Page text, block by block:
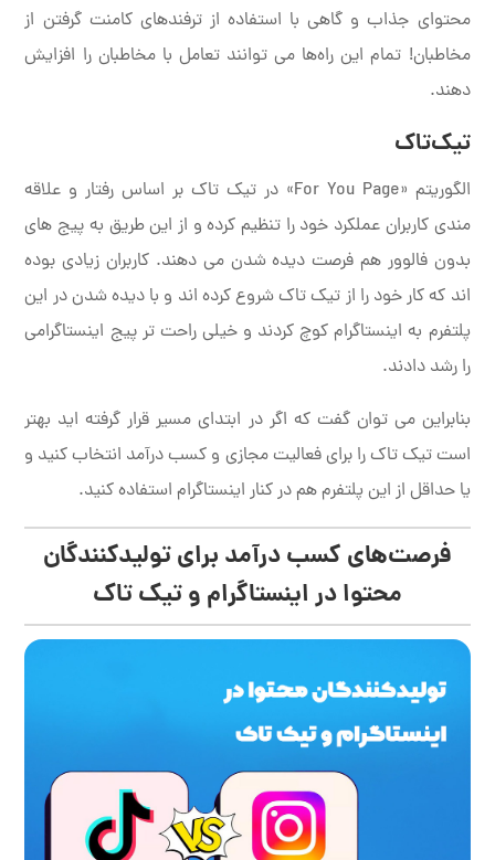
محتوای جذاب و گاهی با استفاده از ترفندهای کامنت گرفتن از
مخاطبان! تمام این راه‌ها می توانند تعامل با مخاطبان را افزایش
دهند.
تیک‌تاک
الگوریتم «For You Page» در تیک تاک بر اساس رفتار و علاقه
مندی کاربران عملکرد خود را تنظیم کرده و از این طریق به پیج های
بدون فالوور هم فرصت دیده شدن می دهند. کاربران زیادی بوده
اند که کار خود را از تیک تاک شروع کرده اند و با دیده شدن در این
پلتفرم به اینستاگرام کوچ کردند و خیلی راحت تر پیج اینستاگرامی
را رشد دادند.
بنابراین می توان گفت که اگر در ابتدای مسیر قرار گرفته اید بهتر
است تیک تاک را برای فعالیت مجازی و کسب درآمد انتخاب کنید و
یا حداقل از این پلتفرم هم در کنار اینستاگرام استفاده کنید.
فرصت‌های کسب درآمد برای تولیدکنندگان
محتوا در اینستاگرام و تیک تاک